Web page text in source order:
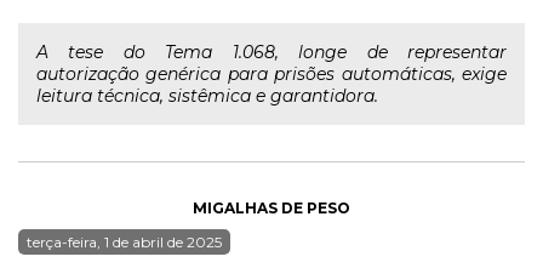
A tese do Tema 1.068, longe de representar
autorização genérica para prisões automáticas, exige
leitura técnica, sistêmica e garantidora.
MIGALHAS DE PESO
terça-feira, 1 de abril de 2025